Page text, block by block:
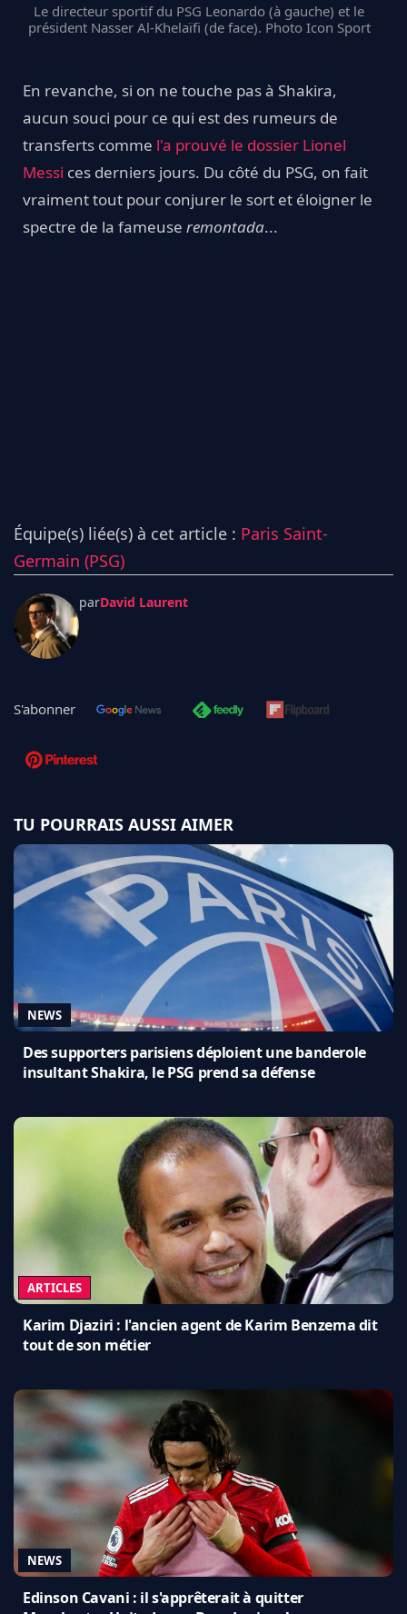
Le directeur sportif du PSG Leonardo (à gauche) et le
président Nasser Al-Khelaïfi (de face). Photo Icon Sport
En revanche, si on ne touche pas à Shakira,
aucun souci pour ce qui est des rumeurs de
transferts comme l'a prouvé le dossier Lionel
Messi ces derniers jours. Du côté du PSG, on fait
vraiment tout pour conjurer le sort et éloigner le
spectre de la fameuse remontada...
Équipe(s) liée(s) à cet article : Paris Saint-
Germain (PSG)
parDavid Laurent
S'abonner
TU POURRAIS AUSSI AIMER
NEWS
Des supporters parisiens déploient une banderole
insultant Shakira, le PSG prend sa défense
ARTICLES
Karim Djaziri : l'ancien agent de Karim Benzema dit
tout de son métier
NEWS
Edinson Cavani : il s'apprêterait à quitter